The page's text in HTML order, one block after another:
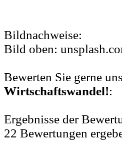
Bildnachweise:
Bild oben:
Bewerten Sie gerne
Wirtschaftswandel!:
Ergebnisse der
22 Bewertungen